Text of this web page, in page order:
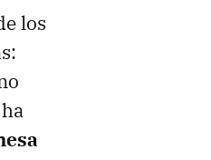
los